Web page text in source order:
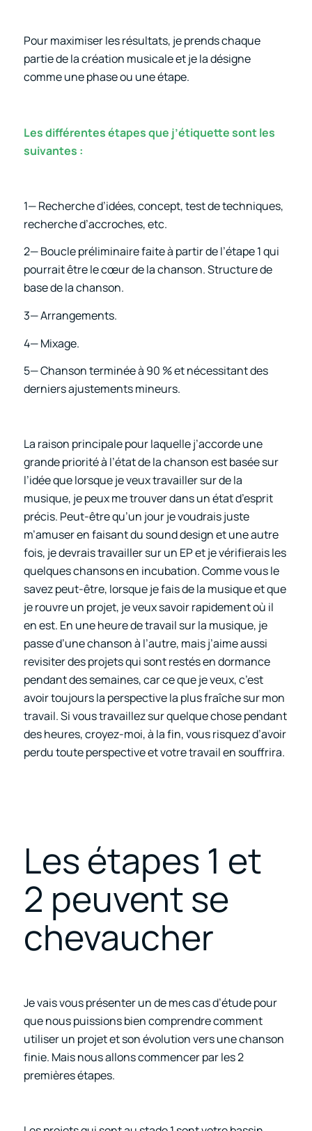
Pour maximiser les résultats, je prends chaque
partie de la création musicale et je la désigne
comme une phase ou une étape.
Les différentes étapes que j’étiquette sont les
suivantes :
1— Recherche d’idées, concept, test de techniques,
recherche d’accroches, etc.
2— Boucle préliminaire faite à partir de l’étape 1 qui
pourrait être le cœur de la chanson. Structure de
base de la chanson.
3— Arrangements.
4— Mixage.
5— Chanson terminée à 90 % et nécessitant des
derniers ajustements mineurs.
La raison principale pour laquelle j’accorde une
grande priorité à l’état de la chanson est basée sur
l’idée que lorsque je veux travailler sur de la
musique, je peux me trouver dans un état d’esprit
précis. Peut-être qu’un jour je voudrais juste
m’amuser en faisant du sound design et une autre
fois, je devrais travailler sur un EP et je vérifierais les
quelques chansons en incubation. Comme vous le
savez peut-être, lorsque je fais de la musique et que
je rouvre un projet, je veux savoir rapidement où il
en est. En une heure de travail sur la musique, je
passe d’une chanson à l’autre, mais j’aime aussi
revisiter des projets qui sont restés en dormance
pendant des semaines, car ce que je veux, c’est
avoir toujours la perspective la plus fraîche sur mon
travail. Si vous travaillez sur quelque chose pendant
des heures, croyez-moi, à la fin, vous risquez d’avoir
perdu toute perspective et votre travail en souffrira.
Les étapes 1 et
2 peuvent se
chevaucher
Je vais vous présenter un de mes cas d’étude pour
que nous puissions bien comprendre comment
utiliser un projet et son évolution vers une chanson
finie. Mais nous allons commencer par les 2
premières étapes.